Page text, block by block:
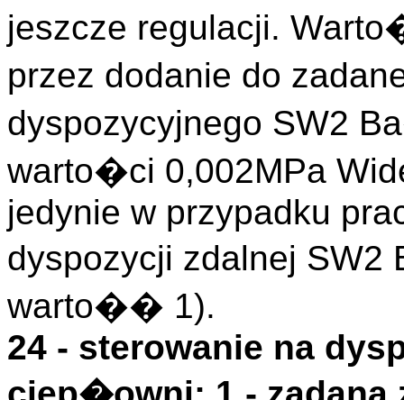
jeszcze regulacji.
przez dodanie do
dyspozycyjnego SW2
warto�ci 0,002MPa
jedynie w przypadku
dyspozycji zdalnej
warto�� 1).
24 - sterowanie na